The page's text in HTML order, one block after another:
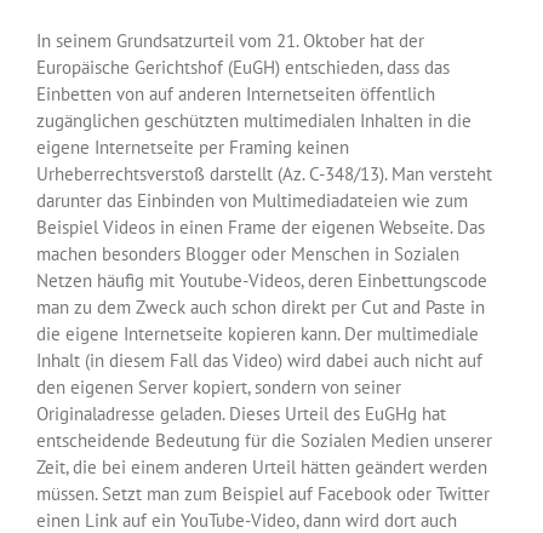
In seinem Grundsatzurteil vom 21. Oktober hat der
Europäische Gerichtshof (EuGH) entschieden, dass das
Einbetten von auf anderen Internetseiten öffentlich
zugänglichen geschützten multimedialen Inhalten in die
eigene Internetseite per Framing keinen
Urheberrechtsverstoß darstellt (Az. C-348/13). Man versteht
darunter das Einbinden von Multimediadateien wie zum
Beispiel Videos in einen Frame der eigenen Webseite. Das
machen besonders Blogger oder Menschen in Sozialen
Netzen häufig mit Youtube-Videos, deren Einbettungscode
man zu dem Zweck auch schon direkt per Cut and Paste in
die eigene Internetseite kopieren kann. Der multimediale
Inhalt (in diesem Fall das Video) wird dabei auch nicht auf
den eigenen Server kopiert, sondern von seiner
Originaladresse geladen. Dieses Urteil des EuGHg hat
entscheidende Bedeutung für die Sozialen Medien unserer
Zeit, die bei einem anderen Urteil hätten geändert werden
müssen. Setzt man zum Beispiel auf Facebook oder Twitter
einen Link auf ein YouTube-Video, dann wird dort auch